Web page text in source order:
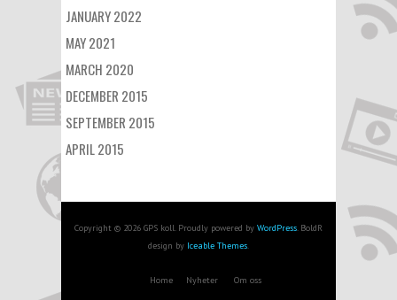
JANUARY 2022
MAY 2021
MARCH 2020
DECEMBER 2015
SEPTEMBER 2015
APRIL 2015
Copyright © 2026 GPS koll. Proudly powered by WordPress. BoldR
design by Iceable Themes.
Home Nyheter Om oss